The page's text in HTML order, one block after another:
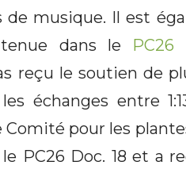
musique. Il est
dans le PC26
reçu le soutien de
échanges entre
Comité pour les
PC26 Doc. 18 et a